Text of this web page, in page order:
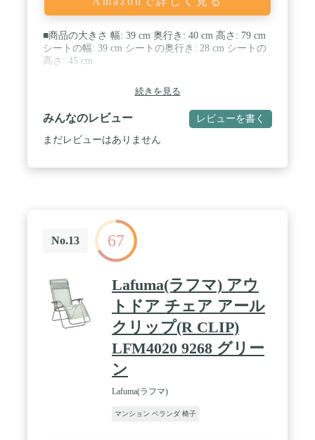
■商品の大きさ 幅: 39 cm 奥行き: 40 cm 高さ: 79 cm
シートの幅: 39 cm シートの奥行き: 28 cm シートの
高さ: 45 cm
続きを見る
みんなのレビュー レビューを書く
まだレビューはありません
No.13 67
Lafuma(ラフマ) アウ
トドア チェア アール
クリップ(R CLIP)
LFM4020 9268 グリー
ン
Lafuma(ラフマ)
マンション ベランダ 椅子